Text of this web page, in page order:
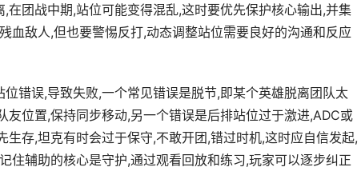
团战中期,站位可能变得混乱,这时要优先保护核心输出,并集
血敌人,但也要警惕反打,动态调整站位需要良好的沟通和反应
错误,导致失败,一个常见错误是脱节,即某个英雄脱离团队太
位置,保持同步移动,另一个错误是后排站位过于激进,ADC或
存,坦克有时会过于保守,不敢开团,错过时机,这时应自信发起,
住辅助的核心是守护,通过观看回放和练习,玩家可以逐步纠正